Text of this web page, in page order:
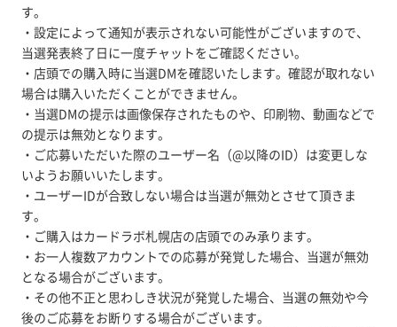
す。
・設定によって通知が表示されない可能性がございますので、
当選発表終了日に一度チャットをご確認ください。
・店頭での購入時に当選DMを確認いたします。確認が取れない
場合は購入いただくことができません。
・当選DMの提示は画像保存されたものや、印刷物、動画などで
の提示は無効となります。
・ご応募いただいた際のユーザー名（@以降のID）は変更しな
いようお願いいたします。
・ユーザーIDが合致しない場合は当選が無効とさせて頂きま
す。
・ご購入はカードラボ札幌店の店頭でのみ承ります。
・お一人複数アカウントでの応募が発覚した場合、当選が無効
となる場合がございます。
・その他不正と思わしき状況が発覚した場合、当選の無効や今
後のご応募をお断りする場合がございます。